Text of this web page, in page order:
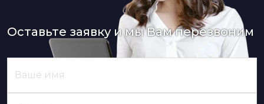
Оставьте заявку и мы Вам перезвоним